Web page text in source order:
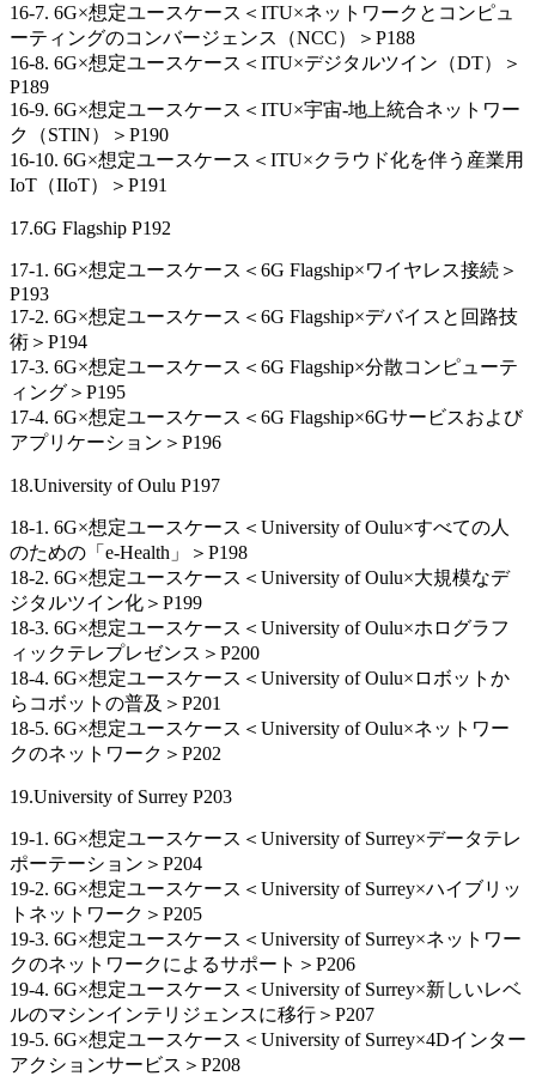
16-7. 6G×想定ユースケース＜ITU×ネットワークとコンピュ
ーティングのコンバージェンス（NCC）＞P188
16-8. 6G×想定ユースケース＜ITU×デジタルツイン（DT）＞
P189
16-9. 6G×想定ユースケース＜ITU×宇宙-地上統合ネットワー
ク（STIN）＞P190
16-10. 6G×想定ユースケース＜ITU×クラウド化を伴う産業用
IoT（IIoT）＞P191
17.6G Flagship P192
17-1. 6G×想定ユースケース＜6G Flagship×ワイヤレス接続＞
P193
17-2. 6G×想定ユースケース＜6G Flagship×デバイスと回路技
術＞P194
17-3. 6G×想定ユースケース＜6G Flagship×分散コンピューテ
ィング＞P195
17-4. 6G×想定ユースケース＜6G Flagship×6Gサービスおよび
アプリケーション＞P196
18.University of Oulu P197
18-1. 6G×想定ユースケース＜University of Oulu×すべての人
のための「e-Health」＞P198
18-2. 6G×想定ユースケース＜University of Oulu×大規模なデ
ジタルツイン化＞P199
18-3. 6G×想定ユースケース＜University of Oulu×ホログラフ
ィックテレプレゼンス＞P200
18-4. 6G×想定ユースケース＜University of Oulu×ロボットか
らコボットの普及＞P201
18-5. 6G×想定ユースケース＜University of Oulu×ネットワー
クのネットワーク＞P202
19.University of Surrey P203
19-1. 6G×想定ユースケース＜University of Surrey×データテレ
ポーテーション＞P204
19-2. 6G×想定ユースケース＜University of Surrey×ハイブリッ
トネットワーク＞P205
19-3. 6G×想定ユースケース＜University of Surrey×ネットワー
クのネットワークによるサポート＞P206
19-4. 6G×想定ユースケース＜University of Surrey×新しいレベ
ルのマシンインテリジェンスに移行＞P207
19-5. 6G×想定ユースケース＜University of Surrey×4Dインター
アクションサービス＞P208